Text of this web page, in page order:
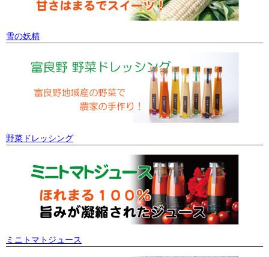
雪の妖精
野菜ドレッシング
ミニトマトジュース